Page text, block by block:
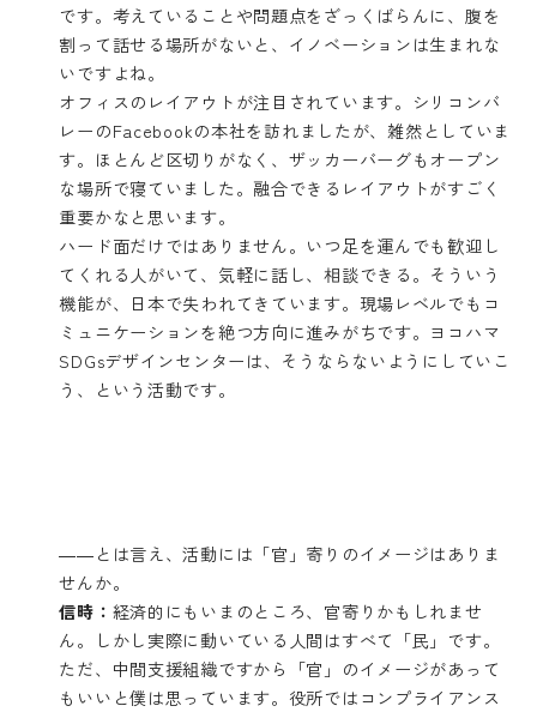
です。考えていることや問題点をざっくばらんに、腹を
割って話せる場所がないと、イノベーションは生まれな
いですよね。
オフィスのレイアウトが注目されています。シリコンバ
レーのFacebookの本社を訪れましたが、雑然としていま
す。ほとんど区切りがなく、ザッカーバーグもオープン
な場所で寝ていました。融合できるレイアウトがすごく
重要かなと思います。
ハード面だけではありません。いつ足を運んでも歓迎し
てくれる人がいて、気軽に話し、相談できる。そういう
機能が、日本で失われてきています。現場レベルでもコ
ミュニケーションを絶つ方向に進みがちです。ヨコハマ
SDGsデザインセンターは、そうならないようにしていこ
う、という活動です。
――とは言え、活動には「官」寄りのイメージはありま
せんか。
信時： 経済的にもいまのところ、官寄りかもしれませ
ん。しかし実際に動いている人間はすべて「民」です。
ただ、中間支援組織ですから「官」のイメージがあって
もいいと僕は思っています。役所ではコンプライアンス